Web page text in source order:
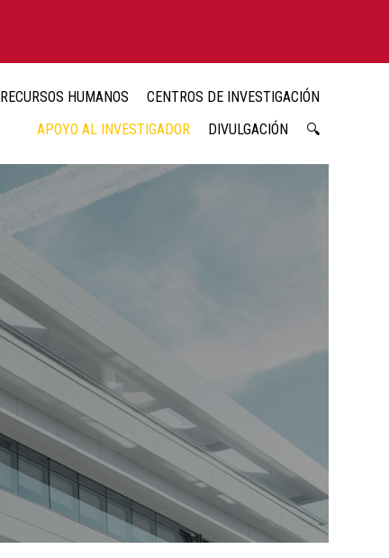
RECURSOS HUMANOS
CENTROS DE INVESTIGACIÓN
APOYO AL INVESTIGADOR
DIVULGACIÓN 🔍